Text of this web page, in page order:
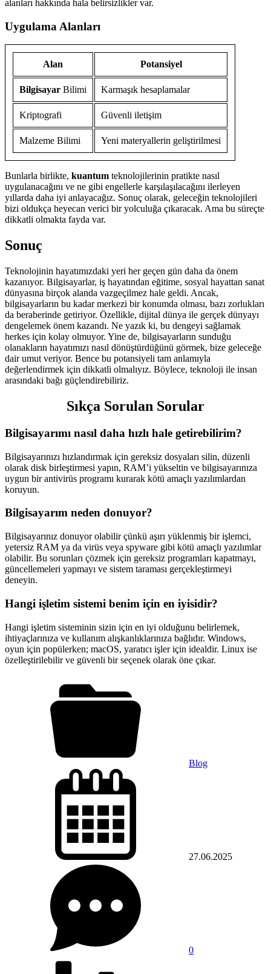
alanları hakkında hala belirsizlikler var.
Uygulama Alanları
Alan Potansiyel
Bilgisayar Bilimi Karmaşık hesaplamalar
Kriptografi Güvenli iletişim
Malzeme Bilimi Yeni materyallerin geliştirilmesi
Bunlarla birlikte, kuantum teknolojilerinin pratikte nasıl
uygulanacağını ve ne gibi engellerle karşılaşılacağını ilerleyen
yıllarda daha iyi anlayacağız. Sonuç olarak, geleceğin teknolojileri
bizi oldukça heyecan verici bir yolculuğa çıkaracak. Ama bu süreçte
dikkatli olmakta fayda var.
Sonuç
Teknolojinin hayatımızdaki yeri her geçen gün daha da önem
kazanıyor. Bilgisayarlar, iş hayatından eğitime, sosyal hayattan sanat
dünyasına birçok alanda vazgeçilmez hale geldi. Ancak,
bilgisayarların bu kadar merkezi bir konumda olması, bazı zorlukları
da beraberinde getiriyor. Özellikle, dijital dünya ile gerçek dünyayı
dengelemek önem kazandı. Ne yazık ki, bu dengeyi sağlamak
herkes için kolay olmuyor. Yine de, bilgisayarların sunduğu
olanakların hayatımızı nasıl dönüştürdüğünü görmek, bize geleceğe
dair umut veriyor. Bence bu potansiyeli tam anlamıyla
değerlendirmek için dikkatli olmalıyız. Böylece, teknoloji ile insan
arasındaki bağı güçlendirebiliriz.
Sıkça Sorulan Sorular
Bilgisayarımı nasıl daha hızlı hale getirebilirim?
Bilgisayarınızı hızlandırmak için gereksiz dosyaları silin, düzenli
olarak disk birleştirmesi yapın, RAM’i yükseltin ve bilgisayarınıza
uygun bir antivirüs programı kurarak kötü amaçlı yazılımlardan
koruyun.
Bilgisayarım neden donuyor?
Bilgisayarınız donuyor olabilir çünkü aşırı yüklenmiş bir işlemci,
yetersiz RAM ya da virüs veya spyware gibi kötü amaçlı yazılımlar
olabilir. Bu sorunları çözmek için gereksiz programları kapatmayı,
güncellemeleri yapmayı ve sistem taraması gerçekleştirmeyi
deneyin.
Hangi işletim sistemi benim için en iyisidir?
Hangi işletim sisteminin sizin için en iyi olduğunu belirlemek,
ihtiyaçlarınıza ve kullanım alışkanlıklarınıza bağlıdır. Windows,
oyun için popülerken; macOS, yaratıcı işler için idealdir. Linux ise
özelleştirilebilir ve güvenli bir seçenek olarak öne çıkar.
Blog
27.06.2025
0